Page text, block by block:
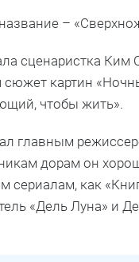
–
сценаристка Ким
сюжет картин
чтобы жить».
главным
дорам он
сериалам, как
«Дель Луна» и